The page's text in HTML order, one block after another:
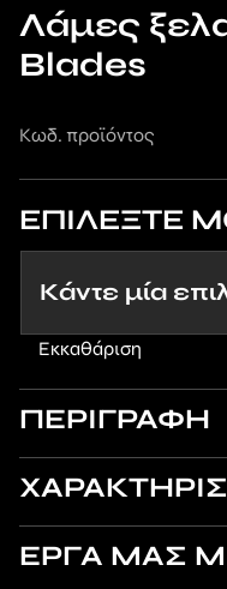
Λάμες
Blades
Κωδ. προϊόντος
ΕΠΙΛΕΞΤΕ
Εκκαθάριση
ΠΕΡΙΓΡΑΦΗ
ΕΡΓΑ ΜΑΣ